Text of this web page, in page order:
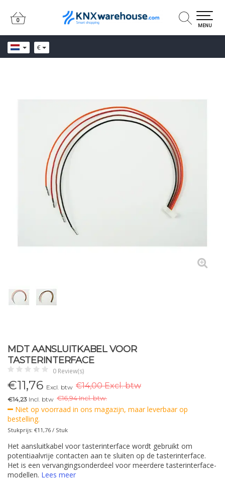
€
0
0
MENU
MDT AANSLUITKABEL VOOR
TASTERINTERFACE
0 Review(s)
€11,76 Excl. btw €14,00 Excl. btw
€14,23 Incl. btw €16,94 Incl. btw.
Niet op voorraad in ons magazijn, maar leverbaar op
bestelling.
Stukprijs: €11,76 / Stuk
Het aansluitkabel voor tasterinterface wordt gebruikt om
potentiaalvrije contacten aan te sluiten op de tasterinterface.
Het is een vervangingsonderdeel voor meerdere tasterinterface-
modellen. Lees meer